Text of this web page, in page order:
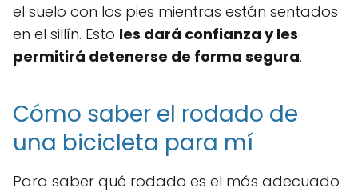
el suelo con los pies mientras están sentados
en el sillín. Esto les dará confianza y les
permitirá detenerse de forma segura.
Cómo saber el rodado de
una bicicleta para mí
Para saber qué rodado es el más adecuado